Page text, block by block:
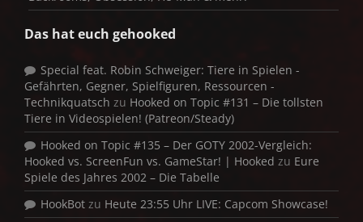
Das hat euch gehooked
Special feat. Robin Schweiger: Tiere in Spielen -
Gefährten, Gegner, Spielfiguren, Ressourcen -
Technikquatsch zu Hooked on Topic #131 – Die tollsten
Tiere in Videospielen! (Patreon/Steady)
Hooked on Topic #135 – Der GOTY 2002-Vergleich:
Hooked vs. ScreenFun vs. GameStar! | Hooked zu Eure
Spiele des Jahres 2002 – Die Tabelle
HookBot zu Heute 23:55 Uhr LIVE: Capcom Showcase!